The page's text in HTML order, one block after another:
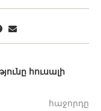
հուսալի
հաջորդը